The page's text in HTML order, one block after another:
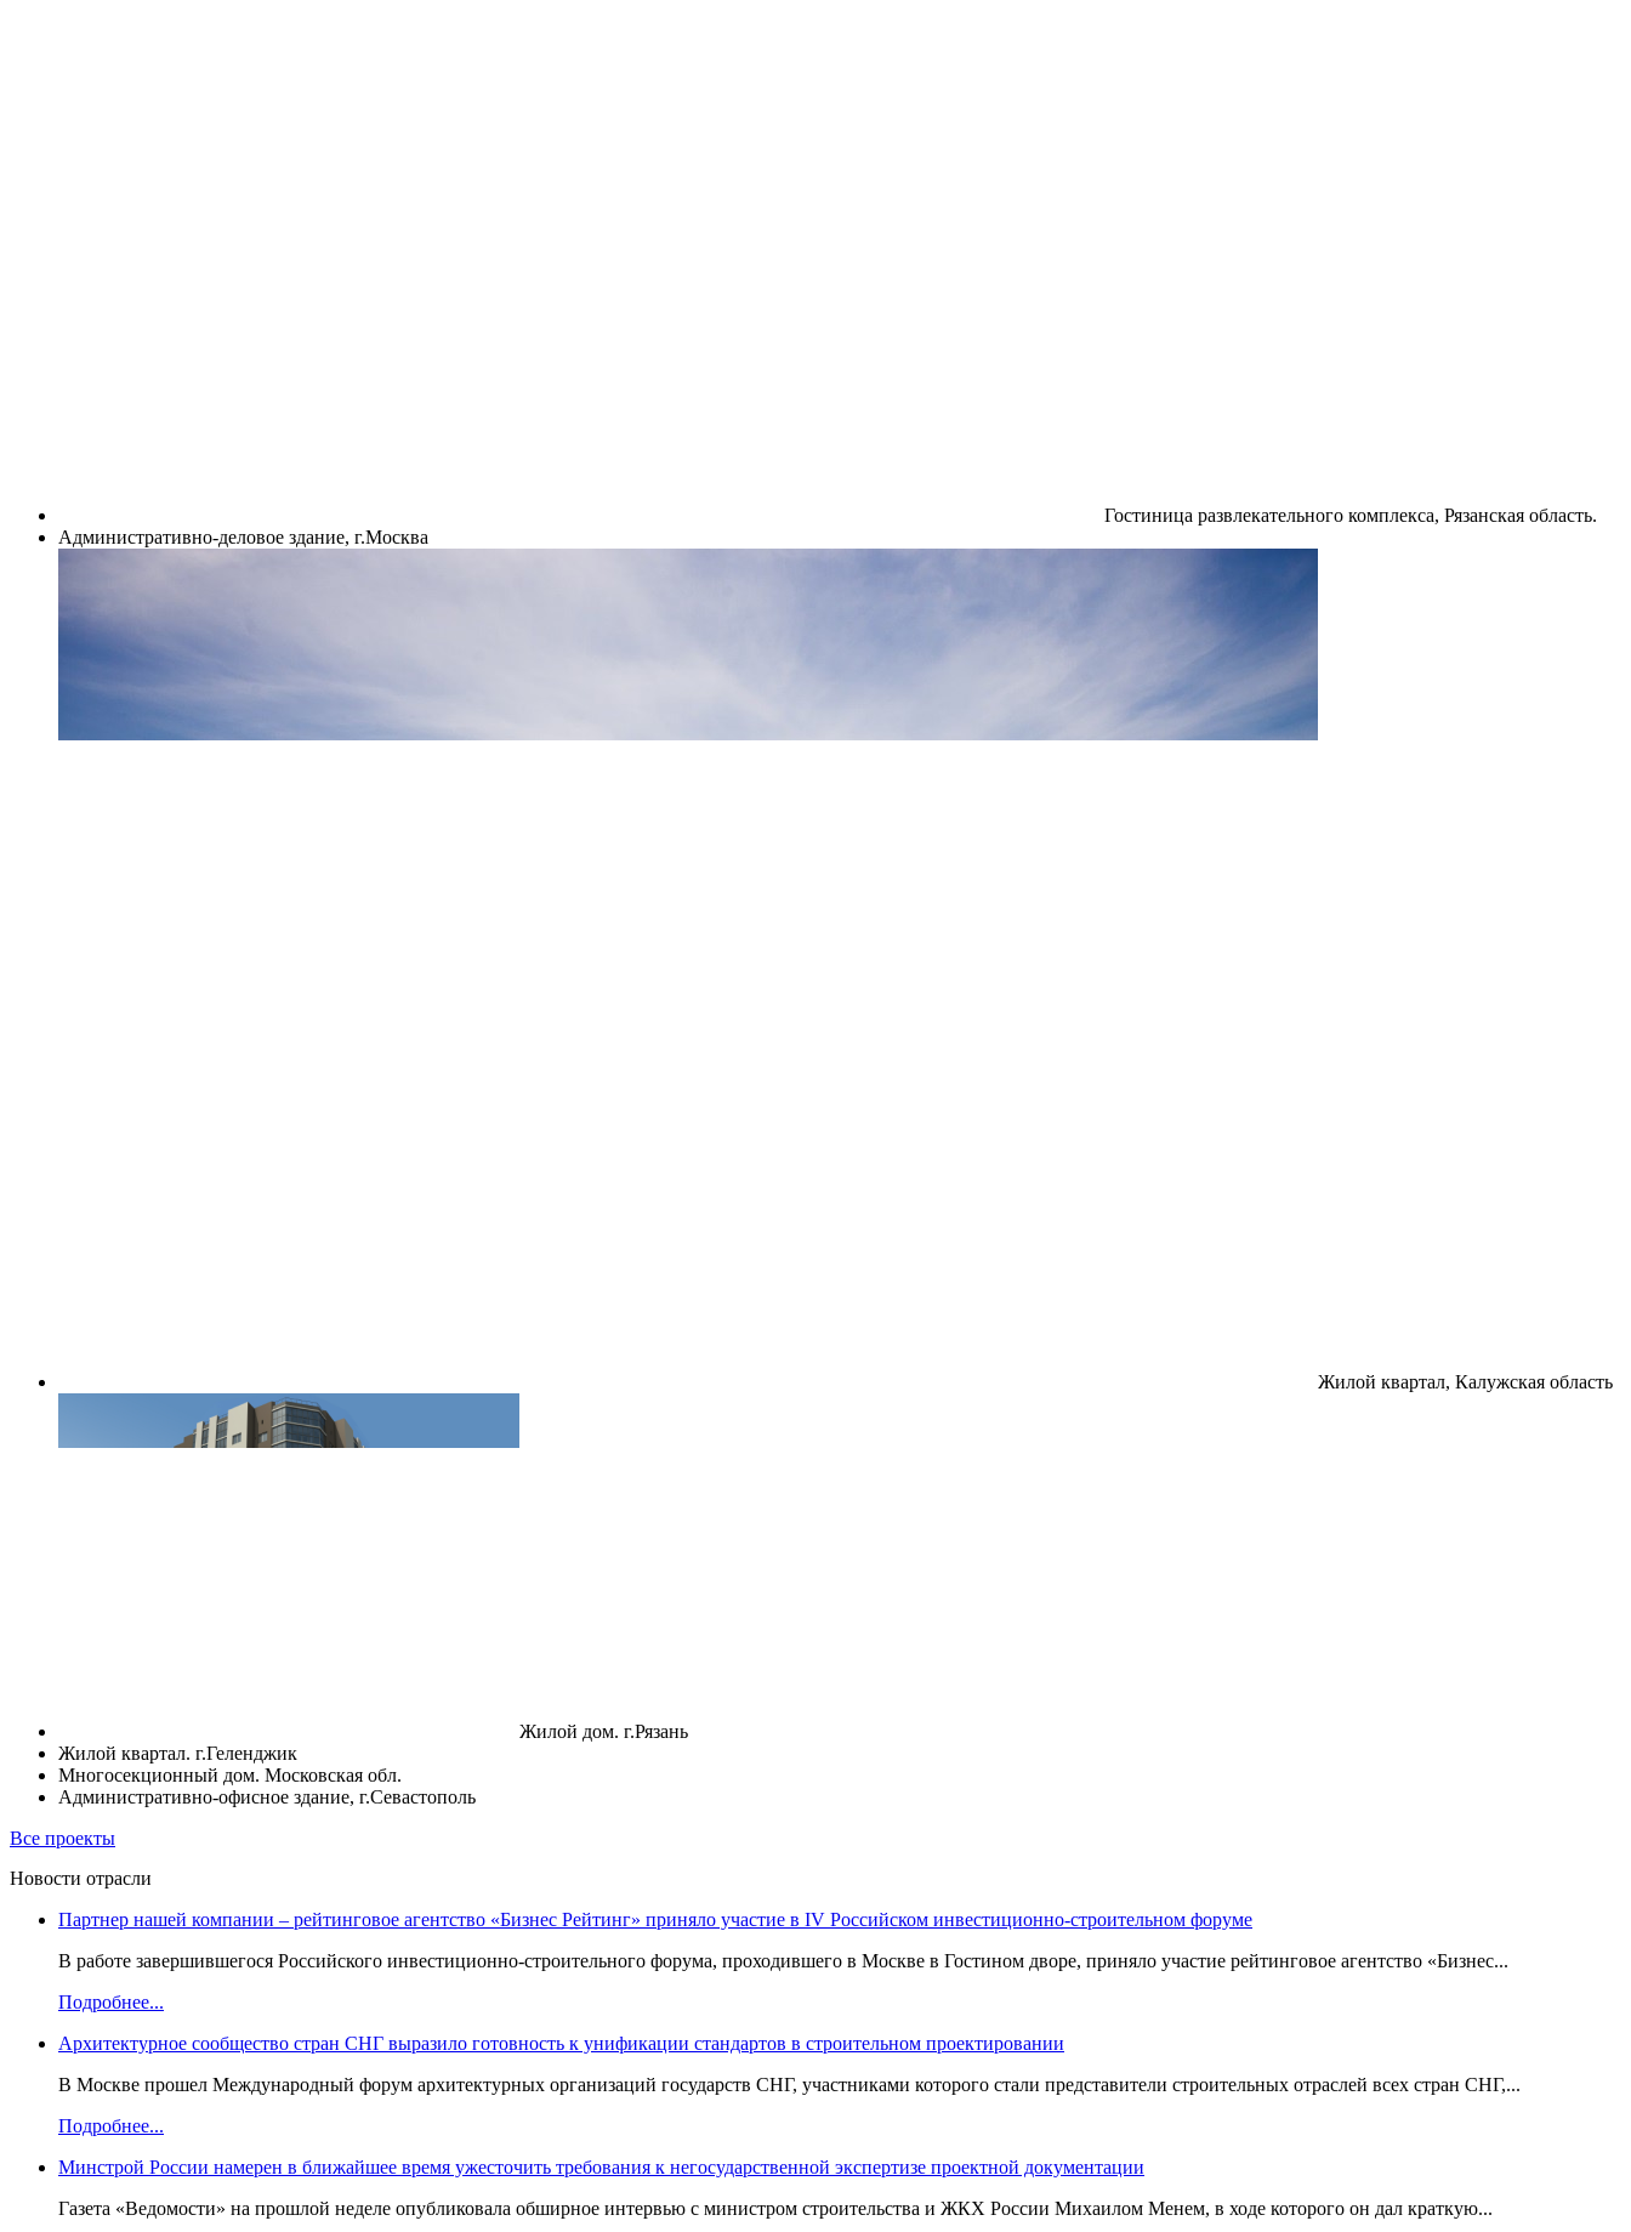
Гостиница развлекательного комплекса, Рязанская область.
Административно-деловое здание, г.Москва
Жилой квартал, Калужская область
Жилой дом. г.Рязань
Жилой квартал. г.Геленджик
Многосекционный дом. Московская обл.
Административно-офисное здание, г.Севастополь
Все проекты
Новости отрасли
Партнер нашей компании – рейтинговое агентство «Бизнес Рейтинг» приняло участие в IV Российском инвестиционно-строительном форуме
В работе завершившегося Российского инвестиционно-строительного форума, проходившего в Москве в Гостином дворе, приняло участие рейтинговое агентство «Бизнес...
Подробнее...
Архитектурное сообщество стран СНГ выразило готовность к унификации стандартов в строительном проектировании
В Москве прошел Международный форум архитектурных организаций государств СНГ, участниками которого стали представители строительных отраслей всех стран СНГ,...
Подробнее...
Минстрой России намерен в ближайшее время ужесточить требования к негосударственной экспертизе проектной документации
Газета «Ведомости» на прошлой неделе опубликовала обширное интервью с министром строительства и ЖКХ России Михаилом Менем, в ходе которого он дал краткую...